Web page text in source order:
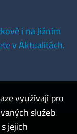
i na Jižním
v Aktualitách.
využívají pro
služeb
jejich